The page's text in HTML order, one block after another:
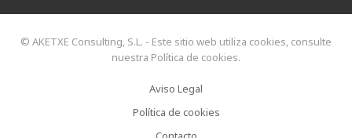
© AKETXE Consulting, S.L. - Este sitio web utiliza cookies, consulte
nuestra Política de cookies.
Aviso Legal
Política de cookies